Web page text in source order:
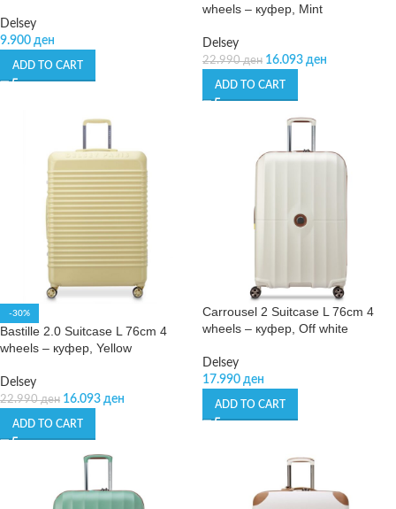
Delsey
9.900 ден
ADD TO CART
wheels – куфер, Mint
Delsey
22.990ден 16.093 ден
ADD TO CART
-30%
Bastille 2.0 Suitcase L 76cm 4
wheels – куфер, Yellow
Delsey
22.990ден 16.093 ден
ADD TO CART
Carrousel 2 Suitcase L 76cm 4
wheels – куфер, Off white
Delsey
17.990 ден
ADD TO CART